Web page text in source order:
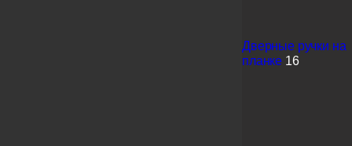
Дверные ручки на
планке 16